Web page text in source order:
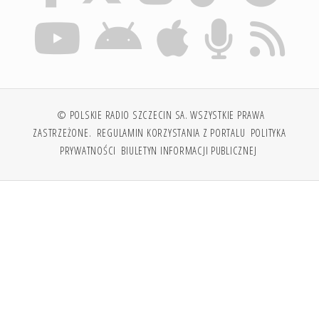
© POLSKIE RADIO SZCZECIN SA. WSZYSTKIE PRAWA
ZASTRZEŻONE. REGULAMIN KORZYSTANIA Z PORTALU POLITYKA
PRYWATNOŚCI BIULETYN INFORMACJI PUBLICZNEJ